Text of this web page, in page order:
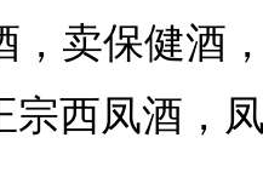
卖保健酒
宗西凤酒